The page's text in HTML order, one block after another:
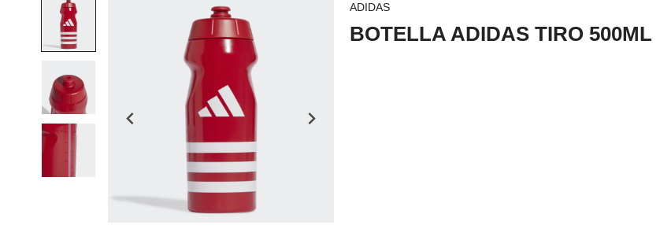
ADIDAS
BOTELLA ADIDAS TIRO 500ML